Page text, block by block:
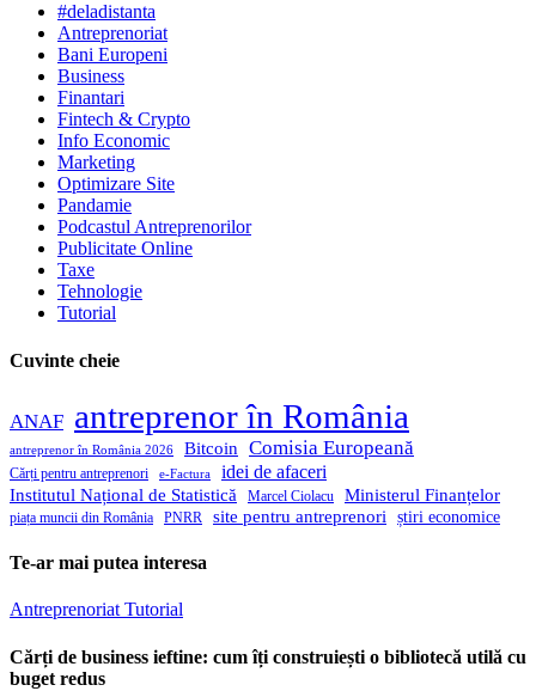
#deladistanta
Antreprenoriat
Bani Europeni
Business
Finantari
Fintech & Crypto
Info Economic
Marketing
Optimizare Site
Pandamie
Podcastul Antreprenorilor
Publicitate Online
Taxe
Tehnologie
Tutorial
Cuvinte cheie
ANAF antreprenor în România
antreprenor în România 2026 Bitcoin Comisia Europeană
Cărți pentru antreprenori e-Factura idei de afaceri
Institutul Național de Statistică Marcel Ciolacu Ministerul Finanțelor
piața muncii din România PNRR site pentru antreprenori știri economice
Te-ar mai putea interesa
AntreprenoriatTutorial
Cărți de business ieftine: cum îți construiești o bibliotecă utilă cu
buget redus